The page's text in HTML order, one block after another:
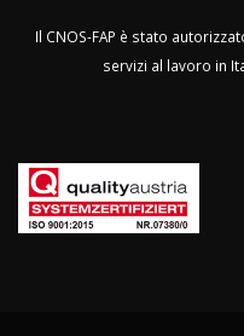
Il CNOS-FAP è stato
servizi al lavoro in